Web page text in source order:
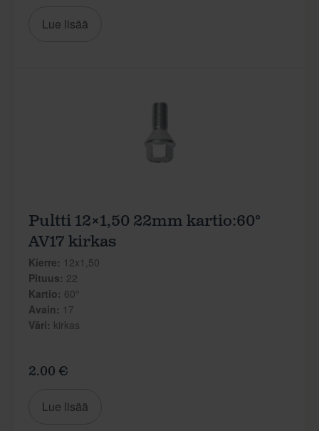
Lue lisää
Pultti 12×1,50 22mm kartio:60°
AV17 kirkas
Kierre: 12x1,50
Pituus: 22
Kartio: 60°
Avain: 17
Väri: kirkas
2.00 €
Lue lisää